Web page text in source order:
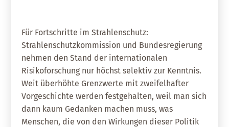
Für Fortschritte im Strahlenschutz:
Strahlenschutzkommission und Bundesregierung
nehmen den Stand der internationalen
Risikoforschung nur höchst selektiv zur Kenntnis.
Weit überhöhte Grenzwerte mit zweifelhafter
Vorgeschichte werden festgehalten, weil man sich
dann kaum Gedanken machen muss, was
Menschen, die von den Wirkungen dieser Politik